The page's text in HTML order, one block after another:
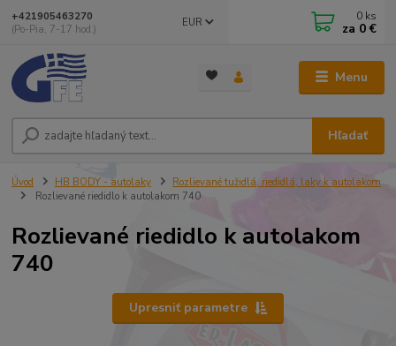
Menu
EUR
Hľadať
+421905463270
(Po-Pia, 7-17 hod.)
0 ks
za 0 €
Úvod HB BODY - autolaky
Rozlievané tužidlá, riedidlá, laky k autolakom
Rozlievané riedidlo k autolakom 740
Rozlievané riedidlo k autolakom
740
Upresniť parametre